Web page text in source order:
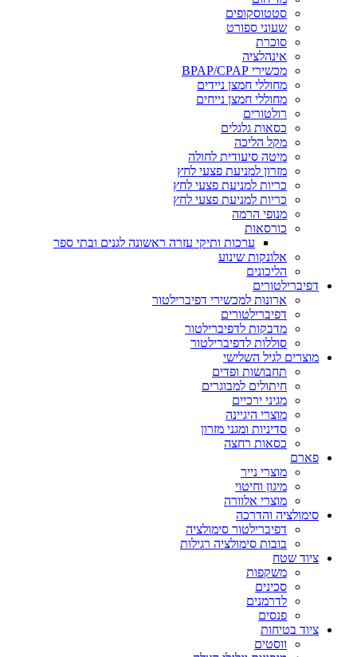
סטטוסקופים
שעוני ספורט
סוכרת
אינהלציה
מכשירי BPAP/CPAP
מחוללי חמצן ניידים
מחוללי חמצן נייחים
רולטורים
כסאות גלגלים
מקל הליכה
מיטה סיעודית לחולה
מזרון למניעת פצעי לחץ
כריות למניעת פצעי לחץ
כריות למניעת פצעי לחץ
מנופי הרמה
כורסאות
ערכות ותיקי עזרה ראשונה לגנים ובתי ספר
אלונקות שינוע
הליכונים
דפיברילטורים
ארונות למכשירי דפיברילטור
דפיברילטורים
מדבקות לדפיברילטור
סוללות לדפיברילטור
מוצרים לגיל השלישי
תחבושות ופדים
חיתולים למבוגרים
מגיני ירכיים
מוצרי היגיינה
סדיניות ומגני מזרון
כסאות רחצה
פארם
מוצרי נייר
מיגון וחיטוי
מוצרי אלוורה
סימולציה והדרכה
דפיברילטור סימולציה
בובות סימולציה רגילות
ציוד שטח
משקפות
סכינים
לדרמנים
פנסים
ציוד בטיחות
ווסטים